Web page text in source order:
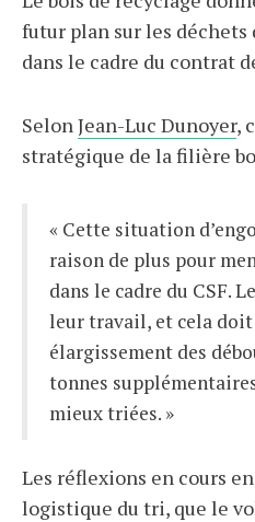
futur plan sur les déchets
dans le cadre du contrat
SelonJean-Luc Dunoyer,
stratégique de la filière
« Cette situation
raison de plus pour
dans le cadre du CSF.
leur travail, et cela doit
élargissement des
tonnes
mieux triées. »
Les réflexions en cours
logistique du tri, que le